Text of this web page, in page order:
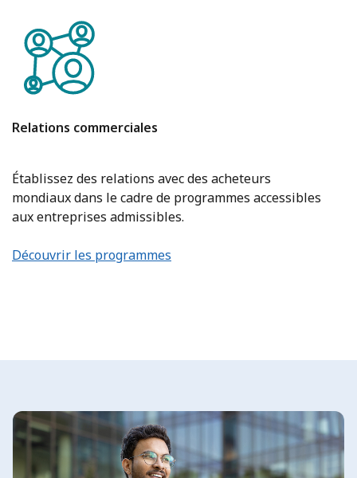
Relations commerciales
Établissez des relations avec des acheteurs
mondiaux dans le cadre de programmes accessibles
aux entreprises admissibles.
Découvrir les programmes